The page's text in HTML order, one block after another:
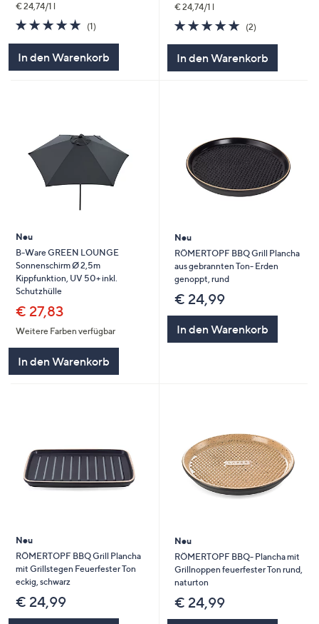
€ 24,74/1 l
5.0
von
(1)1
In den Warenkorb
€ 24,74/1 l
5.0
von
(2)
In den Warenkorb
Neu
B-Ware GREEN LOUNGE
Sonnenschirm Ø 2,5m
Kippfunktion, UV 50+ inkl.
Schutzhülle
€ 27,83
Weitere Farben verfügbar
In den Warenkorb
Neu
RÖMERTOPF BBQ Grill Plancha
aus gebrannten Ton- Erden
genoppt, rund
€ 24,99
In den Warenkorb
Neu
RÖMERTOPF BBQ Grill Plancha
mit Grillstegen Feuerfester Ton
eckig, schwarz
€ 24,99
Neu
RÖMERTOPF BBQ- Plancha mit
Grillnoppen feuerfester Ton rund,
naturton
€ 24,99